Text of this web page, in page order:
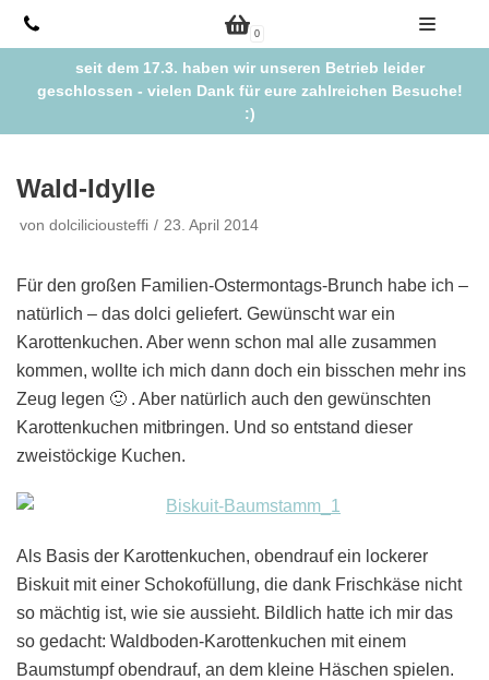
Zum
Inhalt
springen
0
seit dem 17.3. haben wir unseren Betrieb leider
geschlossen - vielen Dank für eure zahlreichen Besuche!
:)
Wald-Idylle
von dolciliciousteffi 23. April 2014
Für den großen Familien-Ostermontags-Brunch habe ich –
natürlich – das dolci geliefert. Gewünscht war ein
Karottenkuchen. Aber wenn schon mal alle zusammen
kommen, wollte ich mich dann doch ein bisschen mehr ins
Zeug legen 🙂 . Aber natürlich auch den gewünschten
Karottenkuchen mitbringen. Und so entstand dieser
zweistöckige Kuchen.
Als Basis der Karottenkuchen, obendrauf ein lockerer
Biskuit mit einer Schokofüllung, die dank Frischkäse nicht
so mächtig ist, wie sie aussieht. Bildlich hatte ich mir das
so gedacht: Waldboden-Karottenkuchen mit einem
Baumstumpf obendrauf, an dem kleine Häschen spielen.